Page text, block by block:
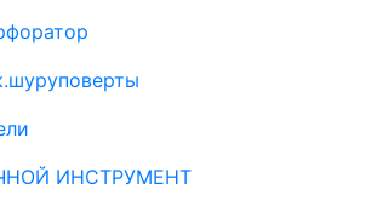
ИНСТРУМЕНТ